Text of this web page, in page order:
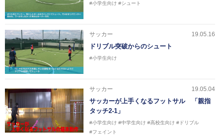
#小学生向け #シュート
サッカー 19.05.16
ドリブル突破からのシュート
#小学生向け
サッカー 19.05.04
サッカーが上手くなるフットサル 「親指
タッチ2-1」
#小学生向け #中学生向け #高校生向け #ドリブル
#フェイント